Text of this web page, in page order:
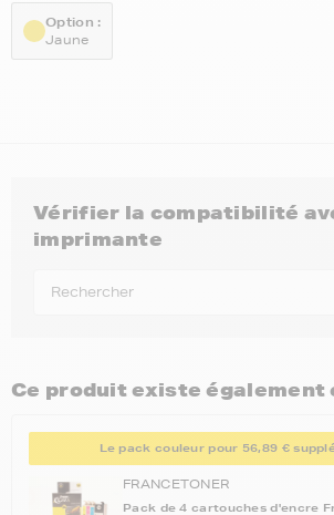
Option :
Jaune
Vérifier la compatibilité
imprimante
Ce produit existe également
Le pack couleur pour 56,89 €
FRANCETONER
Pack de 4 cartouches d'encre